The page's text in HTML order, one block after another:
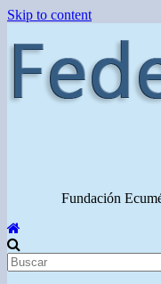
Skip to content
Fundación